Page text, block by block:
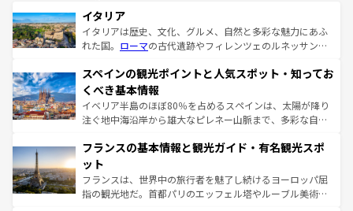
イタリア
イタリアは歴史、文化、グルメ、自然と多彩な魅力にあふ
れた国。 ローマの古代遺跡やフィレンツェのルネッサンス
ろん、トスカーナの美しい田園風景やアマルフィ海岸の絶
景など、自然景観も見逃せない。観光の合間には、本場の
ピザやパスタなど、絶品のイタリア料理を堪能することも
できる。朝目覚めてから夜眠るまで、すべての瞬間を楽し
なお、新着のイタリア情報はコンテンツ一覧を参照してほ
しい。
スペインの観光ポイントと人気スポット・知ってお
くべき基本情報
イベリア半島のほぼ80％を占めるスペインは、太陽が降り
注ぐ地中海沿岸から雄大なピレネー山脈まで、多彩な自然
文化が根付くこの国では、情熱的なフラメンコ、熱気あふ
れる闘牛、そして美味しいタパスが生活の一部となってい
る。首都マドリードの洗練された雰囲気や、バルセロナの
アートに溢れた街角から、地方では古代ローマ遺跡や中世
フランスの基本情報と観光ガイド・有名観光スポ
ット
フランスは、世界中の旅行者を魅了し続けるヨーロッパ屈
指の観光地だ。首都パリのエッフェル塔やルーブル美術館